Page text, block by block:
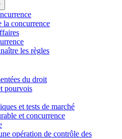
la concurrence
les règles
du droit
pourvois
et tests de marché
et concurrence
opération de contrôle des